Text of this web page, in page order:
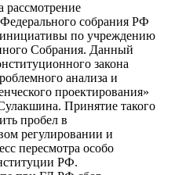
рассмотрение
собрания РФ
инициативы по учреждению
Собрания. Данный
закона
анализа и
проектирования»
Принятие такого
пробел в
регулировании и
пересмотра особо
РФ.